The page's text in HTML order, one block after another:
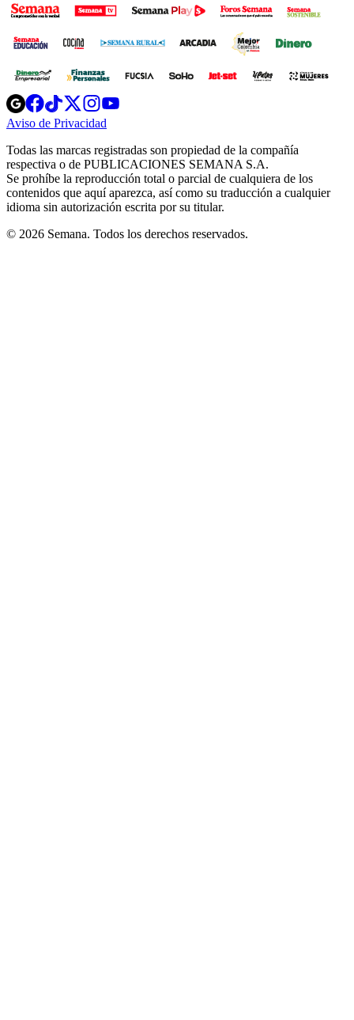
Opens
in
new
Opens
in
new
Opens
in
new
window
Opens
new
windowwindow
Aviso de Privacidad
new
window
Todas las marcas registradas son propiedad de la compañía
respectiva o de PUBLICACIONES SEMANA S.A.
Se prohíbe la reproducción total o parcial de cualquiera de los
contenidos que aquí aparezca, así como su traducción a cualquier
idioma sin autorización escrita por su titular.
© 2026 Semana. Todos los derechos reservados.